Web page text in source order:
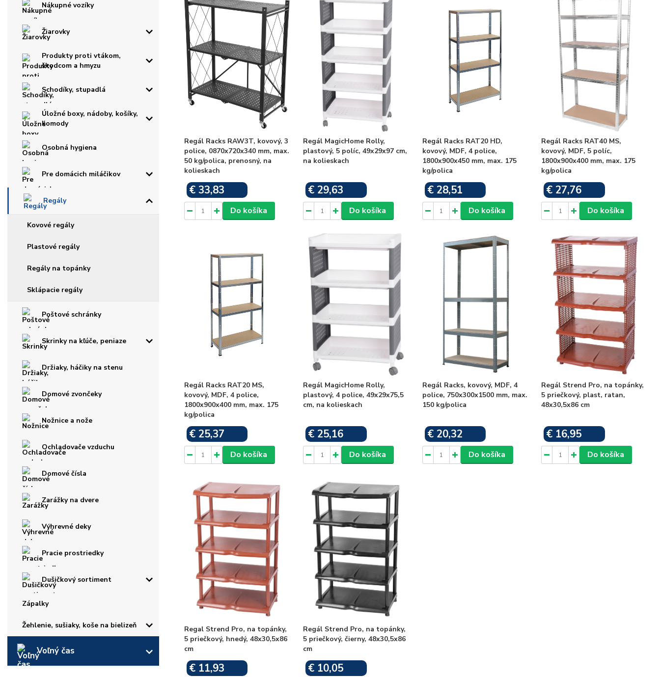
Nákupné vozíky
Žiarovky
Produkty proti vtákom,
škodcom a hmyzu
Schodíky, stupadlá
Úložné boxy, nádoby, košíky,
komody
Osobná hygiena
Pre domácich miláčikov
Regály
Kovové regály
Plastové regály
Regály na topánky
Sklápacie regály
Poštové schránky
Skrinky na kľúče, peniaze
Držiaky, háčiky na stenu
Domové zvončeky
Nožnice a nože
Ochladovače vzduchu
Domové čísla
Zarážky na dvere
Výhrevné deky
Pracie prostriedky
Dušičkový sortiment
Zápalky
Žehlenie, sušiaky, koše na bielizeň
Voľný čas
Regál Racks RAW3T, kovový, 3
police, 0870x720x340 mm, max.
50 kg/polica, prenosný, na
kolieskach
€ 33,83
Do košíka
Regál MagicHome Rolly,
plastový, 5 políc, 49x29x97 cm,
na kolieskach
€ 29,63
Do košíka
Regál Racks RAT20 HD,
kovový, MDF, 4 police,
1800x900x450 mm, max. 175
kg/polica
€ 28,51
Do košíka
Regál Racks RAT40 MS,
kovový, MDF, 5 políc,
1800x900x400 mm, max. 175
kg/polica
€ 27,76
Do košíka
Regál Racks RAT20 MS,
kovový, MDF, 4 police,
1800x900x400 mm, max. 175
kg/polica
€ 25,37
Do košíka
Regál MagicHome Rolly,
plastový, 4 police, 49x29x75,5
cm, na kolieskach
€ 25,16
Do košíka
Regál Racks, kovový, MDF, 4
police, 750x300x1500 mm, max.
150 kg/polica
€ 20,32
Do košíka
Regál Strend Pro, na topánky,
5 priečkový, plast, ratan,
48x30,5x86 cm
€ 16,95
Do košíka
Regal Strend Pro, na topánky,
5 priečkový, hnedý, 48x30,5x86
cm
€ 11,93
Regál Strend Pro, na topánky,
5 priečkový, čierny, 48x30,5x86
cm
€ 10,05